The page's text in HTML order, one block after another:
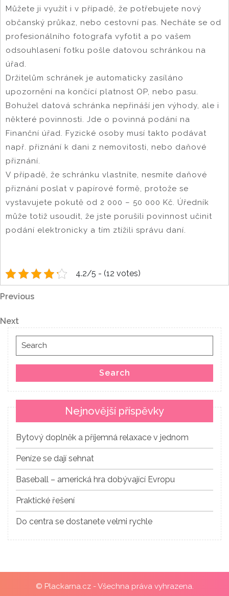
Můžete ji využít i v případě, že potřebujete nový
občanský průkaz, nebo cestovní pas. Necháte se od
profesionálního fotografa vyfotit a po vašem
odsouhlasení fotku pošle datovou schránkou na
úřad.
Držitelům schránek je automaticky zasíláno
upozornění na končící platnost OP, nebo pasu.
Bohužel datová schránka nepřináší jen výhody, ale i
některé povinnosti. Jde o povinná podání na
Finanční úřad. Fyzické osoby musí takto podávat
např. přiznání k dani z nemovitosti, nebo daňové
přiznání.
V případě, že schránku vlastníte, nesmíte daňové
přiznání poslat v papírové formě, protože se
vystavujete pokutě od 2 000 – 50 000 Kč. Úředník
může totiž usoudit, že jste porušili povinnost učinit
podání elektronicky a tím ztížili správu daní.
4.2/5 - (12 votes)
Navigace
pro
příspěvek
Previous
Previous
Next
Post
Next
Search
for:
Search
Nejnovější příspěvky
Bytový doplněk a příjemná relaxace v jednom
Peníze se dají sehnat
Baseball – americká hra dobývající Evropu
Praktické řešení
Do centra se dostanete velmi rychle
© Plackarna.cz - Všechna práva vyhrazena.